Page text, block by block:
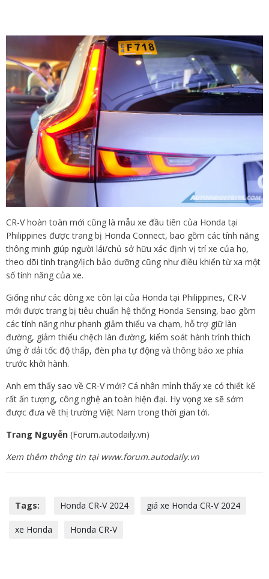
CR-V hoàn toàn mới cũng là mẫu xe đầu tiên của Honda tại
Philippines được trang bị Honda Connect, bao gồm các tính năng
thông minh giúp người lái/chủ sở hữu xác định vị trí xe của họ,
theo dõi tình trạng/lịch bảo dưỡng cũng như điều khiển từ xa một
số tính năng của xe.
Giống như các dòng xe còn lại của Honda tại Philippines, CR-V
mới được trang bị tiêu chuẩn hệ thống Honda Sensing, bao gồm
các tính năng như phanh giảm thiểu va chạm, hỗ trợ giữ làn
đường, giảm thiểu chệch làn đường, kiểm soát hành trình thích
ứng ở dải tốc độ thấp, đèn pha tự động và thông báo xe phía
trước khởi hành.
Anh em thấy sao về CR-V mới? Cá nhân mình thấy xe có thiết kế
rất ấn tượng, công nghệ an toàn hiện đại. Hy vọng xe sẽ sớm
được đưa về thị trường Việt Nam trong thời gian tới.
Trang Nguyễn (Forum.autodaily.vn)
Xem thêm thông tin tại www.forum.autodaily.vn
Tags: Honda CR-V 2024 giá xe Honda CR-V 2024
xe Honda Honda CR-V